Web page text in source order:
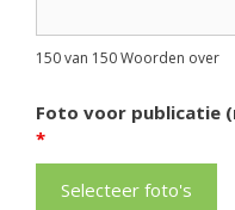
150 van 150 Woorden over
Foto voor publicatie
*
Selecteer foto's